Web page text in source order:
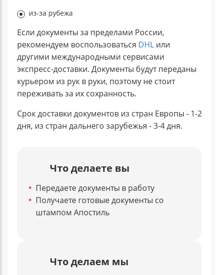
из-за рубежа
Если документы за пределами России,
рекомендуем воспользоваться DHL или
другими международными сервисами
экспресс-доставки. Документы будут переданы
курьером из рук в руки, поэтому не стоит
переживать за их сохранность.
Срок доставки документов из стран Европы - 1-2
дня, из стран дальнего зарубежья - 3-4 дня.
Что делаете вы
Передаете документы в работу
Получаете готовые документы со
штампом Апостиль
Что делаем мы